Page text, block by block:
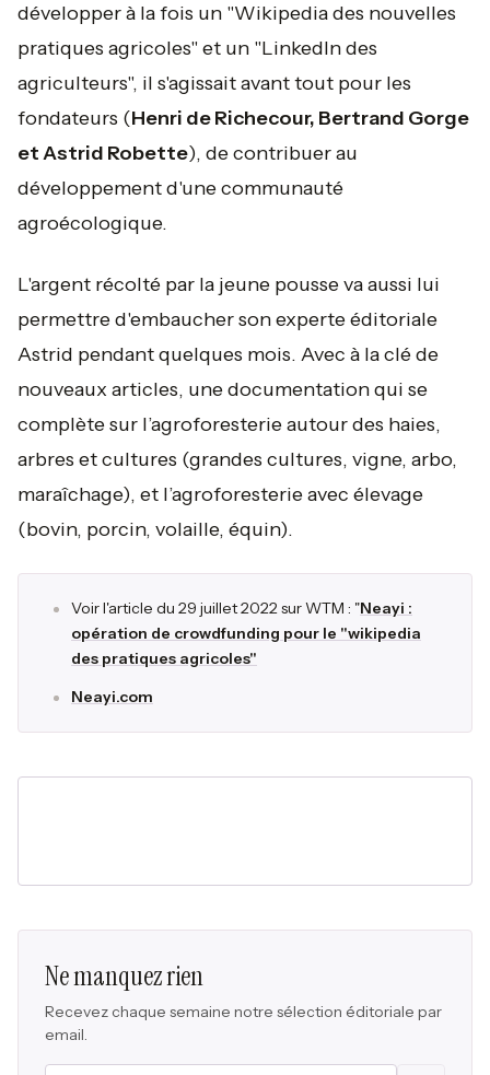
développer à la fois un "Wikipedia des nouvelles
pratiques agricoles" et un "LinkedIn des
agriculteurs", il s'agissait avant tout pour les
fondateurs (Henri de Richecour, Bertrand Gorge
et Astrid Robette), de contribuer au
développement d'une communauté
agroécologique.
L'argent récolté par la jeune pousse va aussi lui
permettre d'embaucher son experte éditoriale
Astrid pendant quelques mois. Avec à la clé de
nouveaux articles, une documentation qui se
complète sur l’agroforesterie autour des haies,
arbres et cultures (grandes cultures, vigne, arbo,
maraîchage), et l’agroforesterie avec élevage
(bovin, porcin, volaille, équin).
Voir l'article du 29 juillet 2022 sur WTM : "Neayi :
opération de crowdfunding pour le "wikipedia
des pratiques agricoles"
Neayi.com
Ne manquez rien
Recevez chaque semaine notre sélection éditoriale par
email.